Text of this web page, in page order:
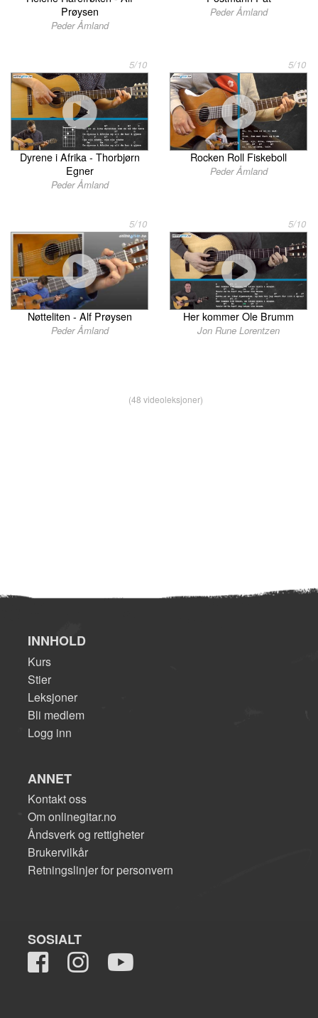
Prøysen
Peder Åmland
Peder Åmland
5/10
Dyrene i Afrika - Thorbjørn
Egner
Peder Åmland
5/10
Rocken Roll Fiskeboll
Peder Åmland
5/10
Nøtteliten - Alf Prøysen
Peder Åmland
5/10
Her kommer Ole Brumm
Jon Rune Lorentzen
(48 videoleksjoner)
INNHOLD
Kurs
Stier
Leksjoner
Bli medlem
Logg inn
ANNET
Kontakt oss
Om onlinegitar.no
Åndsverk og rettigheter
Brukervilkår
Retningslinjer for personvern
SOSIALT